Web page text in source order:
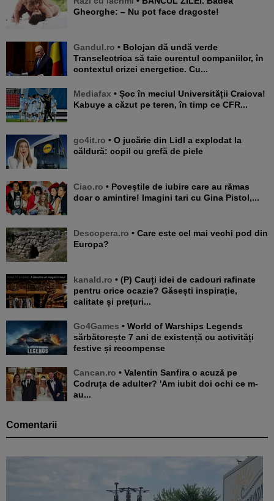
Gheorghe: – Nu pot face dragoste!
Gandul.ro • Bolojan dă undă verde
Transelectrica să taie curentul companiilor, în
contextul crizei energetice. Cu...
Mediafax • Șoc în meciul Universității Craiova!
Kabuye a căzut pe teren, în timp ce CFR...
go4it.ro • O jucărie din Lidl a explodat la
căldură: copil cu grefă de piele
Ciao.ro • Poveştile de iubire care au rămas
doar o amintire! Imagini tari cu Gina Pistol,...
Descopera.ro • Care este cel mai vechi pod din
Europa?
kanald.ro • (P) Cauți idei de cadouri rafinate
pentru orice ocazie? Găsești inspirație,
calitate și prețuri...
Go4Games • World of Warships Legends
sărbătorește 7 ani de existență cu activități
festive și recompense
Cancan.ro • Valentin Sanfira o acuză pe
Codruța de adulter? 'Am iubit doi ochi ce m-
au...
Comentarii